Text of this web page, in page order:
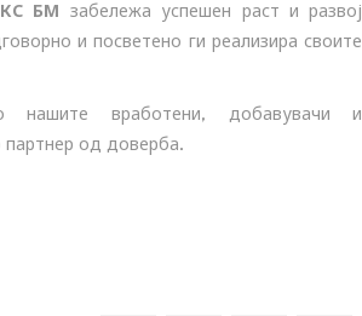
БМ забележа успешен раст и развој
и посветено ги реализира своите
нашите вработени, добавувачи и
партнер од доверба.